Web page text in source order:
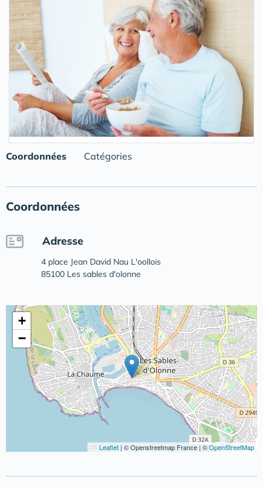
Coordonnées Catégories
Coordonnées
Adresse
4 place Jean David Nau L'oollois
85100 Les sables d'olonne
+
−
Leaflet | © Openstreetmap France | ©OpenStreetMap